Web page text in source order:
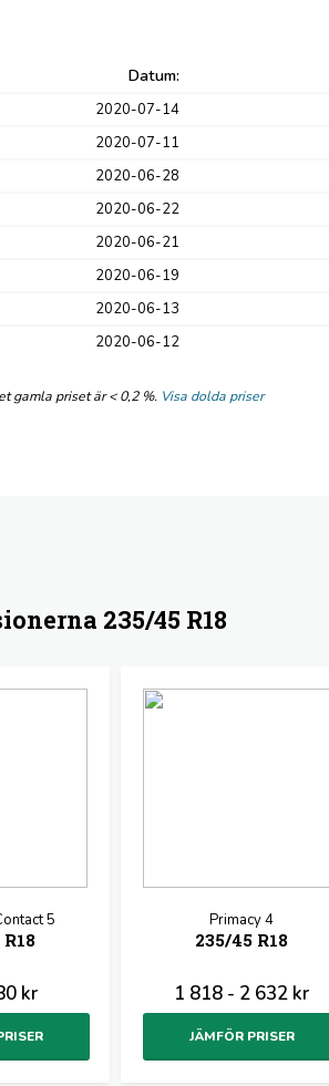
Datum:
2020-07-14
2020-07-11
2020-06-28
2020-06-22
2020-06-21
2020-06-19
2020-06-13
2020-06-12
gamla priset är < 0,2 %. Visa dolda priser
235/45 R18
5
kr
Primacy 4
235/45 R18
1 818 - 2 632 kr
JÄMFÖR PRISER